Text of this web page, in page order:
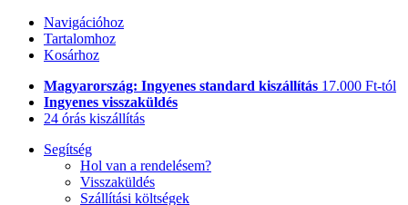
Navigációhoz
Tartalomhoz
Kosárhoz
Magyarország: Ingyenes standard kiszállítás 17.000 Ft-tól
Ingyenes visszaküldés
24 órás kiszállítás
Segítség
Hol van a rendelésem?
Visszaküldés
Szállítási költségek